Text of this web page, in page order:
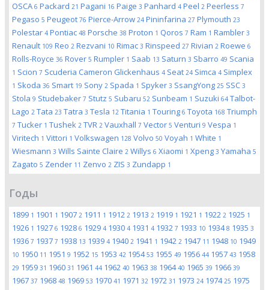
OSCA 6 Packard 21 Pagani 16 Paige 3 Panhard 4 Peel 2 Peerless 7
Pegaso 5 Peugeot 76 Pierce-Arrow 24 Pininfarina 27 Plymouth 23
Polestar 4 Pontiac 48 Porsche 38 Proton 1 Qoros 7 Ram 1 Rambler 3
Renault 109 Reo 2 Rezvani 10 Rimac 3 Rinspeed 27 Rivian 2 Roewe 6
Rolls-Royce 36 Rover 5 Rumpler 1 Saab 13 Saturn 3 Sbarro 49 Scania
1 Scion 7 Scuderia Cameron Glickenhaus 4 Seat 24 Simca 4 Simplex
1 Skoda 36 Smart 19 Sony 2 Spada 1 Spyker 3 SsangYong 25 SSC 3
Stola 9 Studebaker 7 Stutz 5 Subaru 52 Sunbeam 1 Suzuki 64 Talbot-
Lago 2 Tata 23 Tatra 3 Tesla 12 Titania 1 Touring 6 Toyota 168 Triumph
7 Tucker 1 Tushek 2 TVR 2 Vauxhall 7 Vector 5 Venturi 9 Vespa 1
Viritech 1 Vittori 1 Volkswagen 128 Volvo 50 Voyah 1 White 1
Wiesmann 3 Wills Sainte Claire 2 Willys 6 Xiaomi 1 Xpeng 3 Yamaha 5
Zagato 5 Zender 11 Zenvo 2 ZIS 3 Zundapp 1
Годы
1899 1 1901 1 1907 2 1911 1 1912 2 1913 2 1919 1 1921 1 1922 2 1925 1
1926 1 1927 6 1928 6 1929 4 1930 4 1931 4 1932 7 1933 10 19348 1935 3
1936 7 1937 7 1938 13 1939 4 1940 2 1941 1 1942 2 1947 11 1948 10 1949
10 1950 11 1951 9 1952 15 1953 42 195453 1955 49 1956 44 1957 43 1958
29 1959 31 1960 31 1961 44 1962 40 1963 38 196440 1965 39 1966 39
1967 37 1968 48 1969 53 1970 41 1971 32 1972 31 1973 24 197425 1975